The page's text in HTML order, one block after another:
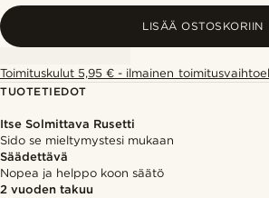
LISÄÄ OSTOSKORIIN
Toimituskulut 5,95 € - ilmainen
TUOTETIEDOT
Itse Solmittava Rusetti
Sido se mieltymystesi mukaan
Säädettävä
Nopea ja helppo koon säätö
2 vuoden takuu